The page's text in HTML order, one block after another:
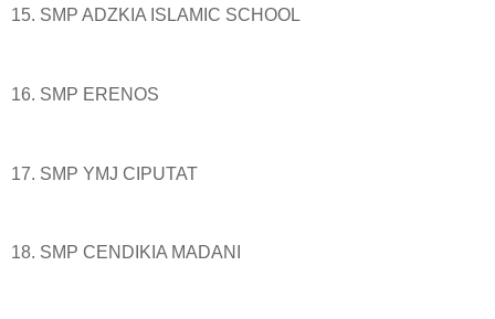
15. SMP ADZKIA ISLAMIC SCHOOL
16. SMP ERENOS
17. SMP YMJ CIPUTAT
18. SMP CENDIKIA MADANI